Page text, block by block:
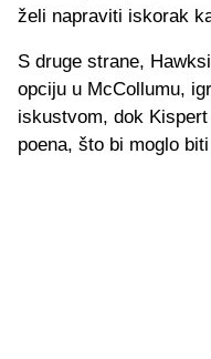
želi napraviti iskorak
S druge strane,
opciju u McCollumu,
iskustvom, dok
poena, što bi moglo